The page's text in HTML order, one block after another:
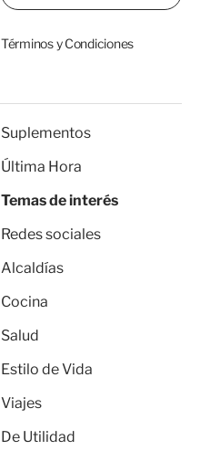
Términos y Condiciones
Suplementos
Última Hora
Temas de interés
Redes sociales
Alcaldías
Cocina
Salud
Estilo de Vida
Viajes
De Utilidad